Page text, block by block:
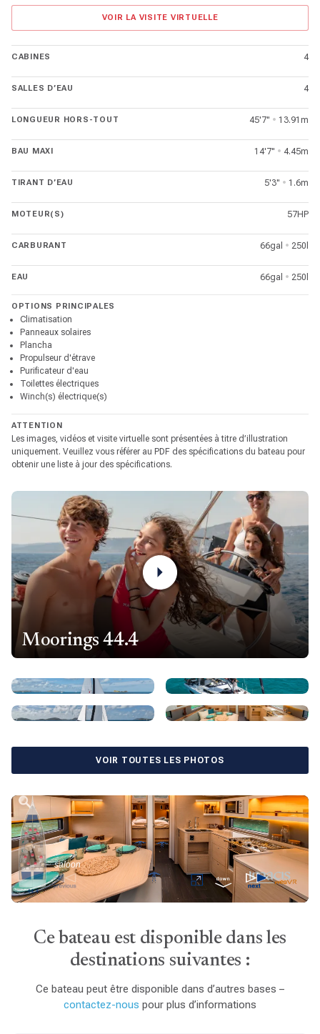
VOIR LA VISITE VIRTUELLE
CABINES 4
SALLES D’EAU 4
LONGUEUR HORS-TOUT 45'7" • 13.91m
BAU MAXI 14'7" • 4.45m
TIRANT D’EAU 5'3" • 1.6m
MOTEUR(S) 57HP
CARBURANT 66gal •250l
EAU 66gal •250l
OPTIONS PRINCIPALES
Climatisation
Panneaux solaires
Plancha
Propulseur d'étrave
Purificateur d'eau
Toilettes électriques
Winch(s) électrique(s)
ATTENTION
Les images, vidéos et visite virtuelle sont présentées à titre d’illustration
uniquement. Veuillez vous référer au PDF des spécifications du bateau pour
obtenir une liste à jour des spécifications.
Moorings 44.4
VOIR TOUTES LES PHOTOS
Ce bateau est disponible dans les
destinations suivantes :
Ce bateau peut être disponible dans d’autres bases –
contactez-nous pour plus d’informations